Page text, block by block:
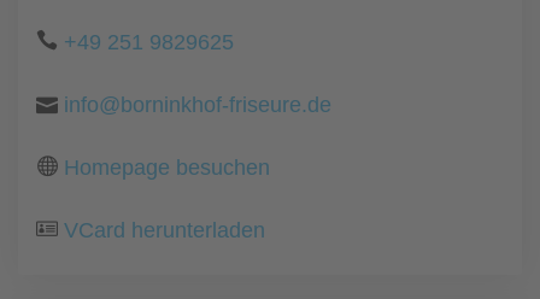
+49 251 9829625
info@borninkhof-friseure.de
Homepage besuchen
VCard herunterladen